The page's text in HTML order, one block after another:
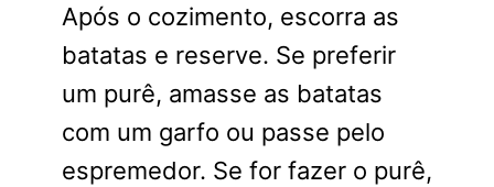
Após o cozimento, escorra as
batatas e reserve. Se preferir
um purê, amasse as batatas
com um garfo ou passe pelo
espremedor. Se for fazer o purê,